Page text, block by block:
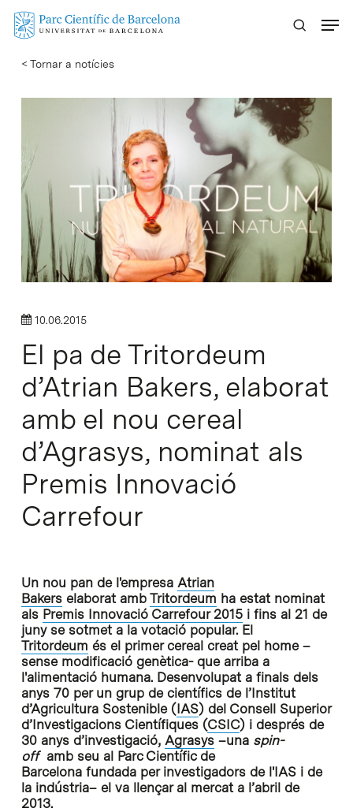
Skip
content
< Tornar a notícies
10.06.2015
El pa de Tritordeum
d’Atrian Bakers, elaborat
amb el nou cereal
d’Agrasys, nominat als
Premis Innovació
Carrefour
Un nou pan de l'empresa Atrian
Bakerselaborat amb Tritordeum ha estat nominat
als Premis Innovació Carrefour 2015i fins al 21 de
juny se sotmet a la votació popular. El
Tritordeum és el primer cereal creat pel home –
sense modificació genètica- que arriba a
l'alimentació humana. Desenvolupat a finals dels
anys 70 per un grup de científics de l’Institut
d’Agricultura Sostenible (IAS) del Consell Superior
d’Investigacions Científiques (CSIC) i després de
30 anys d’investigació, Agrasys–una spin-
off amb seu al Parc Científic de
Barcelona fundada per investigadors de l'IAS i de
la indústria– el va llençar al mercat a l’abril de
2013.